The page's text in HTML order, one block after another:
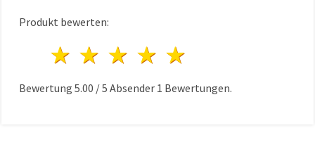
Produkt bewerten:
4 Sterne
3 Sterne
2 Sterne
1 Stern
Bewertung 5.00 /5 Absender 1 Bewertungen.